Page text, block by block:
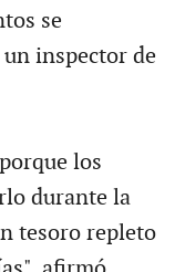
se
inspector de
los
durante la
tesoro repleto